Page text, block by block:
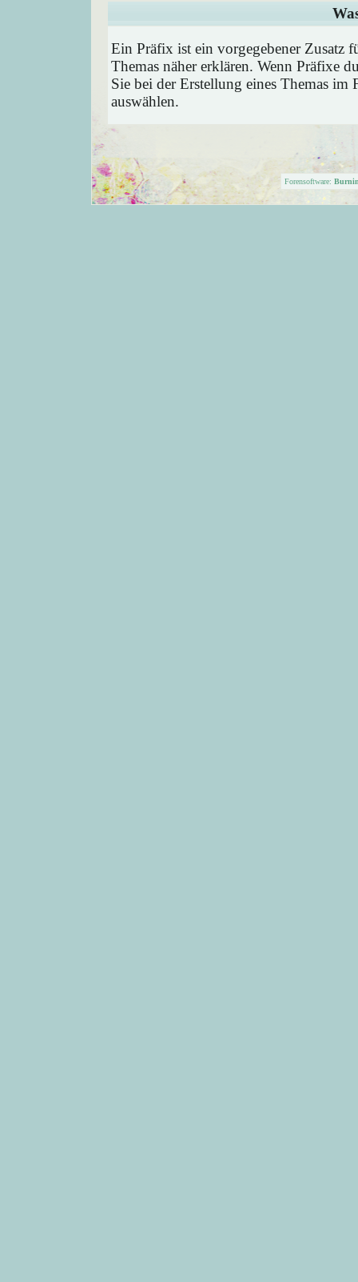
Ein Präfix ist ein vorgegebener Zusatz
Themas näher erklären. Wenn Präfixe
Sie bei der Erstellung eines Themas
auswählen.
Forensoftware: